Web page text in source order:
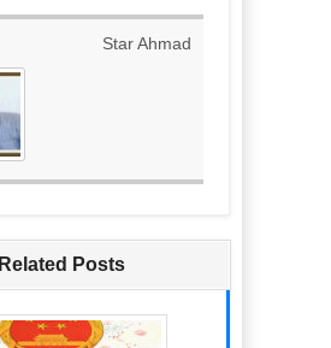
Star Ahmad
Related Posts